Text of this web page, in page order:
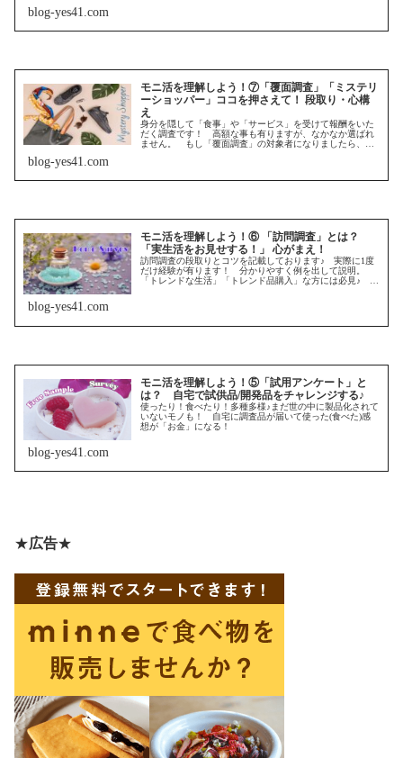
blog-yes41.com
モニ活を理解しよう！⑦「覆面調査」「ミステリ
ーショッパー」ココを押さえて！ 段取り・心構
え
身分を隠して「食事」や「サービス」を受けて報酬をいた
だく調査です！ 高額な事も有りますが、なかなか選ばれ
ません。 もし「覆面調査」の対象者になりましたら、参
blog-yes41.com
モニ活を理解しよう！⑥ 「訪問調査」とは？
「実生活をお見せする！」 心がまえ！
訪問調査の段取りとコツを記載しております♪ 実際に1度
だけ経験が有ります！ 分かりやすく例を出して説明。
「トレンドな生活」「トレンド品購入」な方には必見♪ 参
blog-yes41.com
モニ活を理解しよう！⑤「試用アンケート」と
は？ 自宅で試供品/開発品をチャレンジする♪
使ったり！食べたり！多種多様♪まだ世の中に製品化されて
いないモノも！ 自宅に調査品が届いて使った(食べた)感
想が「お金」になる！
blog-yes41.com
★広告★